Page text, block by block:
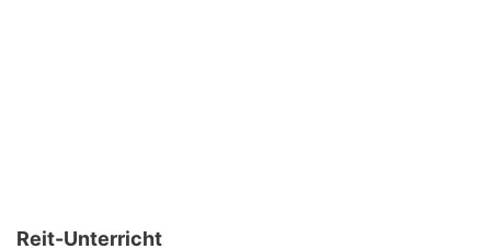
Reit-Unterricht